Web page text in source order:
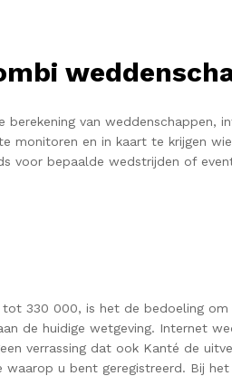
van weddenschappen,
monitoren en in kaart te krijgen
bepaalde wedstrijden of
330 000, is het de bedoeling
de huidige wetgeving. Internet
verrassing dat ook Kanté de
u bent geregistreerd. Bij